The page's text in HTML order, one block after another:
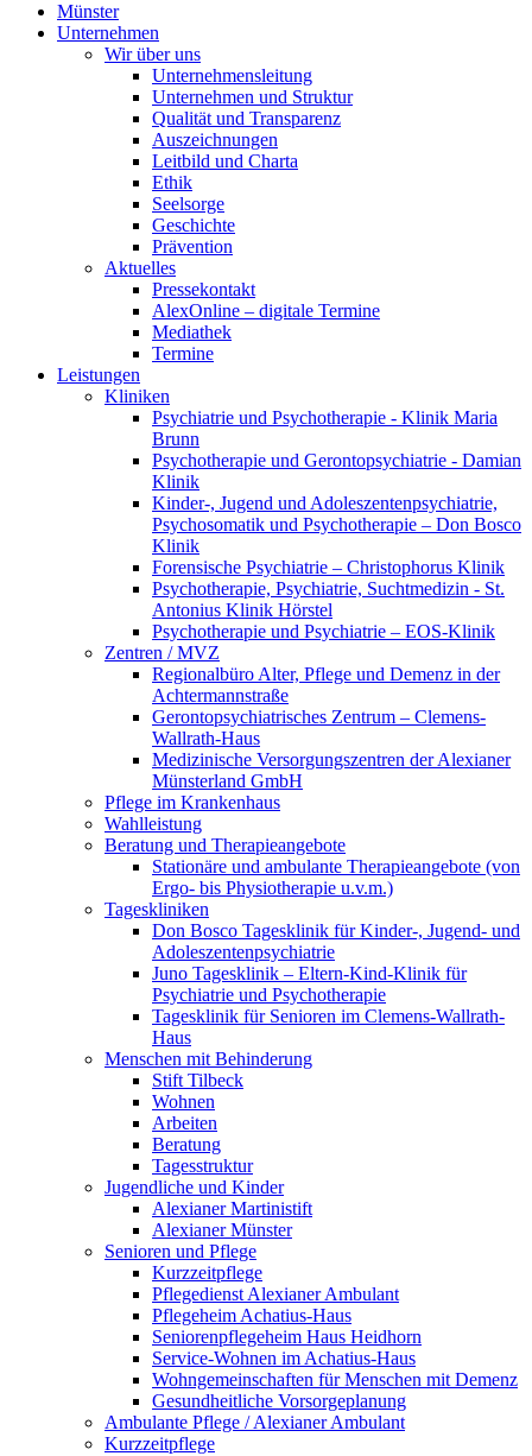
Münster
Unternehmen
Wir über uns
Unternehmensleitung
Unternehmen und Struktur
Qualität und Transparenz
Auszeichnungen
Leitbild und Charta
Ethik
Seelsorge
Geschichte
Prävention
Aktuelles
Pressekontakt
AlexOnline – digitale Termine
Mediathek
Termine
Leistungen
Kliniken
Psychiatrie und Psychotherapie - Klinik Maria
Brunn
Psychotherapie und Gerontopsychiatrie - Damian
Klinik
Kinder-, Jugend und Adoleszentenpsychiatrie,
Psychosomatik und Psychotherapie – Don Bosco
Klinik
Forensische Psychiatrie – Christophorus Klinik
Psychotherapie, Psychiatrie, Suchtmedizin - St.
Antonius Klinik Hörstel
Psychotherapie und Psychiatrie – EOS-Klinik
Zentren / MVZ
Regionalbüro Alter, Pflege und Demenz in der
Achtermannstraße
Gerontopsychiatrisches Zentrum – Clemens-
Wallrath-Haus
Medizinische Versorgungszentren der Alexianer
Münsterland GmbH
Pflege im Krankenhaus
Wahlleistung
Beratung und Therapieangebote
Stationäre und ambulante Therapieangebote (von
Ergo- bis Physiotherapie u.v.m.)
Tageskliniken
Don Bosco Tagesklinik für Kinder-, Jugend- und
Adoleszentenpsychiatrie
Juno Tagesklinik – Eltern-Kind-Klinik für
Psychiatrie und Psychotherapie
Tagesklinik für Senioren im Clemens-Wallrath-
Haus
Menschen mit Behinderung
Stift Tilbeck
Wohnen
Arbeiten
Beratung
Tagesstruktur
Jugendliche und Kinder
Alexianer Martinistift
Alexianer Münster
Senioren und Pflege
Kurzzeitpflege
Pflegedienst Alexianer Ambulant
Pflegeheim Achatius-Haus
Seniorenpflegeheim Haus Heidhorn
Service-Wohnen im Achatius-Haus
Wohngemeinschaften für Menschen mit Demenz
Gesundheitliche Vorsorgeplanung
Ambulante Pflege / Alexianer Ambulant
Kurzzeitpflege